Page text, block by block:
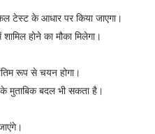
टेस्ट के आधार पर किया जाएगा।
होने का मौका मिलेगा।
रूप से चयन होगा।
मुताबिक बदल भी सकता है।